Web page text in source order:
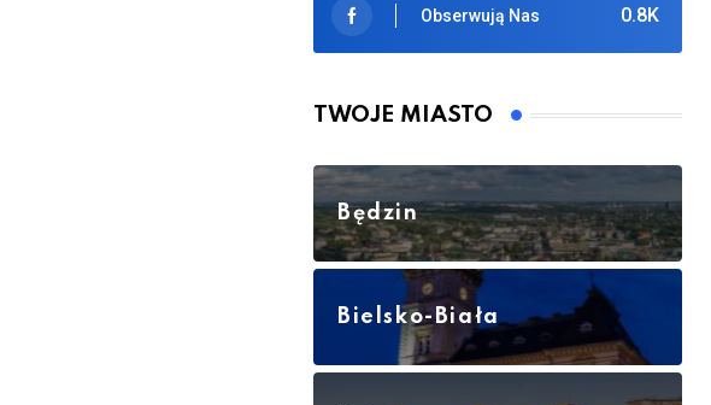
0.8K
Obserwują Nas
TWOJE MIASTO
Będzin
Bielsko-Biała